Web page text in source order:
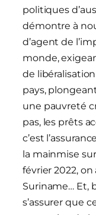
politiques
démontre à
d’agent de
monde,
de
pays,
une pauvreté
pas, les prêts
c’est
la mainmise
février 2022,
Suriname… Et,
s’assurer que